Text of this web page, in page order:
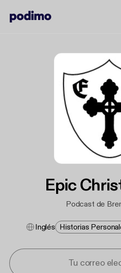
Epic
Podcast de
Inglés Historias